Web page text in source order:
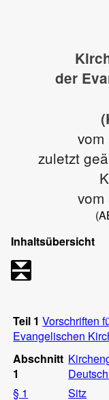
der
vom
zuletzt
vom
Inhaltsübersicht
Teil 1Vorschriften
Evangelischen
Abschnitt
1
§ 1
Sitz